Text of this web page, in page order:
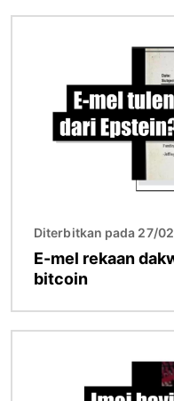
Diterbitkan pada 27/
E-mel rekaan
bitcoin